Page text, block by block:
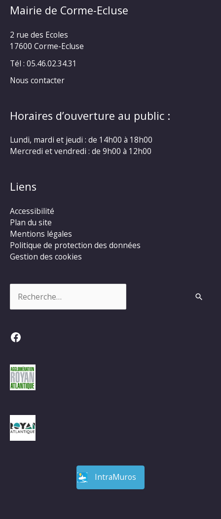
Mairie de Corme-Ecluse
2 rue des Ecoles
17600 Corme-Ecluse
Tél : 05.46.02.34.31
Nous contacter
Horaires d’ouverture au public :
Lundi, mardi et jeudi : de 14h00 à 18h00
Mercredi et vendredi : de 9h00 à 12h00
Liens
Accessibilité
Plan du site
Mentions légales
Politique de protection des données
Gestion des cookies
Facebook
IntraMuros